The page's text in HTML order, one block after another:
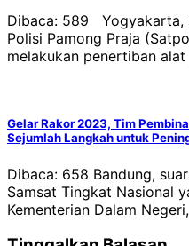
Dibaca: 589 Yogyakarta,
Polisi Pamong Praja
melakukan penertiban
Gelar Rakor 2023, Tim
Sejumlah Langkah untuk
Dibaca: 658 Bandung,
Samsat Tingkat Nasional
Kementerian Dalam